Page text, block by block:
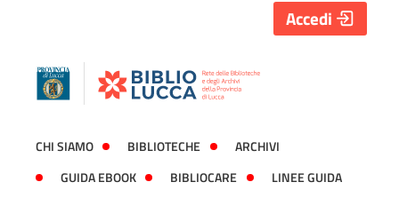
CHI SIAMO BIBLIOTECHE
ARCHIVI
GUIDA EBOOK
BIBLIOCARE
LINEE GUIDA
Accedi